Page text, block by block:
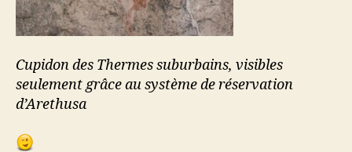
Cupidon des Thermes suburbains, visibles
seulement grâce au système de réservation
d’Arethusa